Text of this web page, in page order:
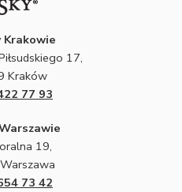
Krakowie
17,
Kraków
77 93
19,
73 42